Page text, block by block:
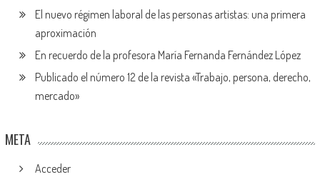
El nuevo régimen laboral de las personas artistas: una primera
aproximación
En recuerdo de la profesora María Fernanda Fernández López
Publicado el número 12 de la revista «Trabajo, persona, derecho,
mercado»
META
Acceder